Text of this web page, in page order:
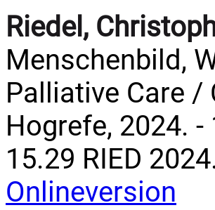
Riedel,
Menschenbild,
Palliative Care /
Hogrefe, 2024. -
15.29 RIED
Onlineversion